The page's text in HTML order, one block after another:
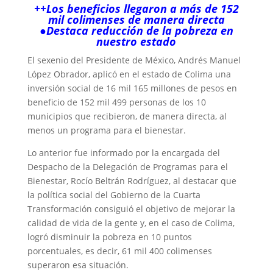
++Los beneficios llegaron a más de 152
mil colimenses de manera directa
●Destaca reducción de la pobreza en
nuestro estado
El sexenio del Presidente de México, Andrés Manuel
López Obrador, aplicó en el estado de Colima una
inversión social de 16 mil 165 millones de pesos en
beneficio de 152 mil 499 personas de los 10
municipios que recibieron, de manera directa, al
menos un programa para el bienestar.
Lo anterior fue informado por la encargada del
Despacho de la Delegación de Programas para el
Bienestar, Rocío Beltrán Rodríguez, al destacar que
la política social del Gobierno de la Cuarta
Transformación consiguió el objetivo de mejorar la
calidad de vida de la gente y, en el caso de Colima,
logró disminuir la pobreza en 10 puntos
porcentuales, es decir, 61 mil 400 colimenses
superaron esa situación.